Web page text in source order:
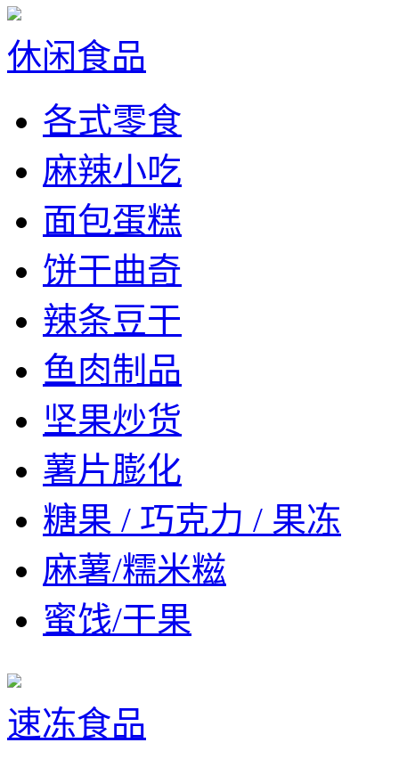
休闲食品
各式零食
麻辣小吃
面包蛋糕
饼干曲奇
辣条豆干
鱼肉制品
坚果炒货
薯片膨化
糖果 / 巧克力 / 果冻
麻薯/糯米糍
蜜饯/干果
速冻食品